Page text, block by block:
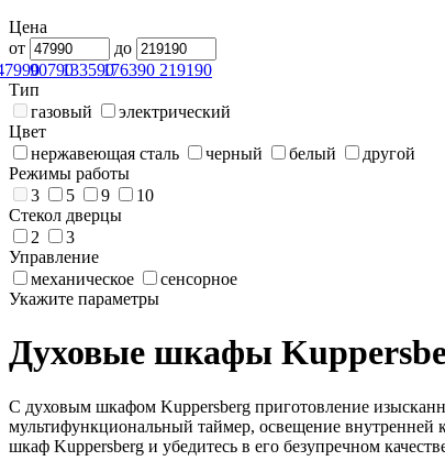
Цена
от
до
90790133590176390 219190
Тип
газовый
электрический
Цвет
нержавеющая сталь
черный белый
другой
Режимы работы
3
5 9
10
Стекол дверцы
2
3
Управление
механическое
сенсорное
Укажите параметры
Духовые шкафы
С духовым шкафом Kuppersberg приготовление
мультифункциональный таймер, освещение внутренней
шкаф Kuppersberg и убедитесь в его безупречном